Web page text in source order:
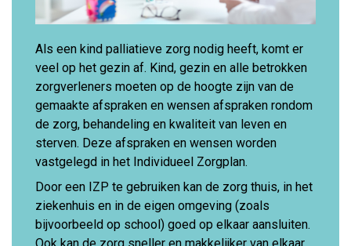
Als een kind palliatieve zorg nodig heeft, komt er
veel op het gezin af. Kind, gezin en alle betrokken
zorgverleners moeten op de hoogte zijn van de
gemaakte afspraken en wensen afspraken rondom
de zorg, behandeling en kwaliteit van leven en
sterven. Deze afspraken en wensen worden
vastgelegd in het Individueel Zorgplan.
Door een IZP te gebruiken kan de zorg thuis, in het
ziekenhuis en in de eigen omgeving (zoals
bijvoorbeeld op school) goed op elkaar aansluiten.